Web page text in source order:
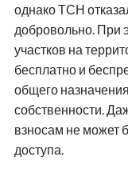
однако ТСН
добровольно. При
участков на
бесплатно и
общего
собственности.
взносам не может
доступа.